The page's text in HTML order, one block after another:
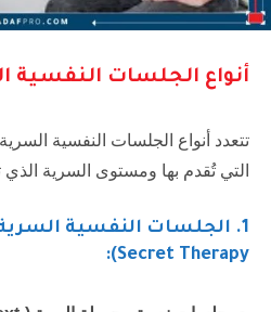
أنواع الجلسات النفسية
تتعدد أنواع الجلسات النفسية
التي تُقدم بها ومستوى السرية الذي
1
Secret Therapy):